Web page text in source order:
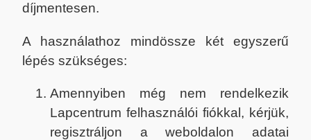
díjmentesen.
A használathoz mindössze két egyszerű
lépés szükséges:
Amennyiben még nem rendelkezik
Lapcentrum felhasználói fiókkal, kérjük,
regisztráljon a weboldalon adatai